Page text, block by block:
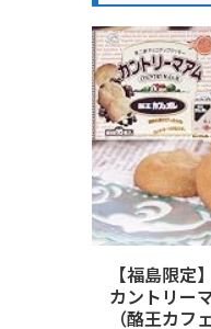
【福島限定
カントリー
（酪王カフ